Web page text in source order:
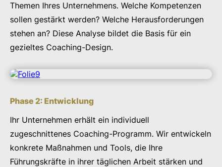
Themen Ihres Unternehmens. Welche Kompetenzen
sollen gestärkt werden? Welche Herausforderungen
stehen an? Diese Analyse bildet die Basis für ein
gezieltes Coaching-Design.
Phase 2: Entwicklung
Ihr Unternehmen erhält ein individuell
zugeschnittenes Coaching-Programm. Wir entwickeln
konkrete Maßnahmen und Tools, die Ihre
Führungskräfte in ihrer täglichen Arbeit stärken und